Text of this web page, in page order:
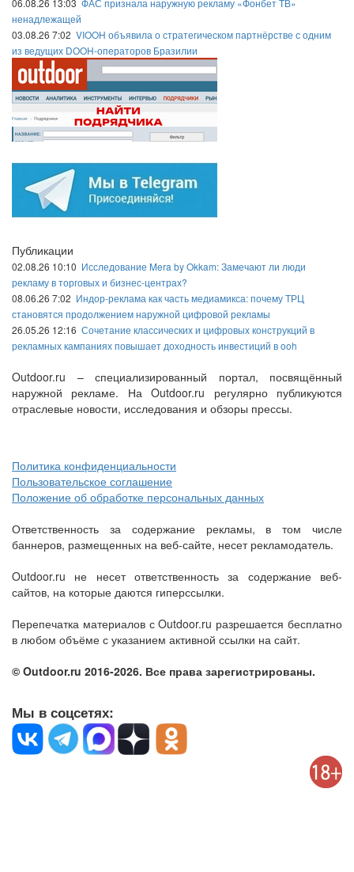
06.08.26 13:03 ФАС признала наружную рекламу «Фонбет ТВ»
ненадлежащей
03.08.26 7:02 VIOOH объявила о стратегическом партнёрстве с одним
из ведущих DOOH-операторов Бразилии
Публикации
02.08.26 10:10 Исследование Mera by Okkam: Замечают ли люди
рекламу в торговых и бизнес-центрах?
08.06.26 7:02 Индор-реклама как часть медиамикса: почему ТРЦ
становятся продолжением наружной цифровой рекламы
26.05.26 12:16 Сочетание классических и цифровых конструкций в
рекламных кампаниях повышает доходность инвестиций в ooh
Outdoor.ru – специализированный портал, посвящённый
наружной рекламе. На Outdoor.ru регулярно публикуются
отраслевые новости, исследования и обзоры прессы.
Политика конфиденциальности
Пользовательское соглашение
Положение об обработке персональных данных
Ответственность за содержание рекламы, в том числе
баннеров, размещенных на веб-сайте, несет рекламодатель.
Outdoor.ru не несет ответственность за содержание веб-
сайтов, на которые даются гиперссылки.
Перепечатка материалов с Outdoor.ru разрешается бесплатно
в любом объёме с указанием активной ссылки на сайт.
© Outdoor.ru 2016-2026. Все права зарегистрированы.
Мы в соцсетях: